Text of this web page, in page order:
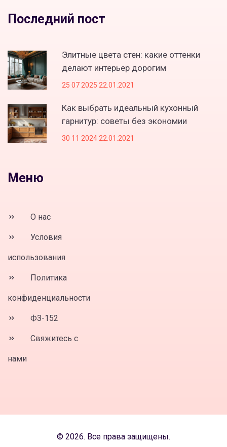
Последний пост
Элитные цвета стен: какие оттенки
делают интерьер дорогим
25 07 2025 22.01.2021
Как выбрать идеальный кухонный
гарнитур: советы без экономии
30 11 2024 22.01.2021
Меню
О нас
Условия
использования
Политика
конфиденциальности
ФЗ-152
Свяжитесь с
нами
© 2026. Все права защищены.